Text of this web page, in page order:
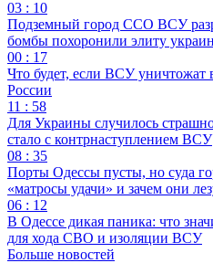
03 : 10
Подземный город ССО ВСУ
бомбы похоронили элиту
00 : 17
Что будет, если ВСУ уничтожат
России
11 : 58
Для Украины случилось
стало с контрнаступлением ВСУ
08 : 35
Порты Одессы пусты, но суда
«матросы удачи» и зачем они
06 : 12
В Одессе дикая паника: что
для хода СВО и изоляции ВСУ
Больше новостей